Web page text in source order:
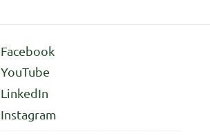
Facebook
YouTube
LinkedIn
Instagram